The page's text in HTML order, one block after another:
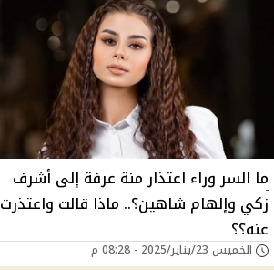
ما السر وراء اعتذار منة عرفة إلى أشرف
زكي وإلهام شاهين؟.. ماذا قالت واعتذرت
عنه؟؟
الخميس 23/يناير/2025 - 08:28 م